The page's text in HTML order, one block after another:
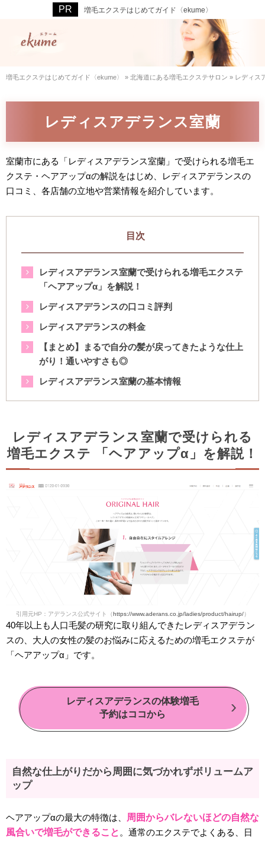
増毛エクステはじめてガイド〈ekume〉
増毛エクステはじめてガイド〈ekume〉 » 北海道にある増毛エクステサロン » レディス
レディスアデランス室蘭
室蘭市にある「レディスアデランス室蘭」で受けられる増毛エ
クステ・ヘアアップαの解説をはじめ、レディスアデランスの
口コミ、各店舗の立地や営業情報を紹介しています。
目次
レディスアデランス室蘭で受けられる増毛エクステ
「ヘアアップα」を解説！
レディスアデランスの口コミ評判
レディスアデランスの料金
【まとめ】まるで自分の髪が戻ってきたような仕上
がり！通いやすさも◎
レディスアデランス室蘭の基本情報
レディスアデランス室蘭で受けられる
増毛エクステ 「ヘアアップα」を解説！
引用元HP：アデランス公式サイト（https://www.aderans.co.jp/ladies/product/hairup/）
40年以上も人口毛髪の研究に取り組んできたレディスアデラン
スの、大人の女性の髪のお悩みに応えるための増毛エクステが
「ヘアアップα」です。
レディスアデランスの体験増毛
予約はココから
自然な仕上がりだから周囲に気づかれずボリュームア
ップ
ヘアアップαの最大の特徴は、
周囲からバレないほどの自然な
風合いで増毛ができること 。通常のエクステでよくある、日